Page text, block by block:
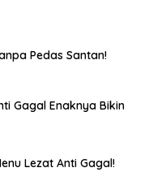
Pedas Santan!
Gagal Enaknya Bikin
Lezat Anti Gagal!